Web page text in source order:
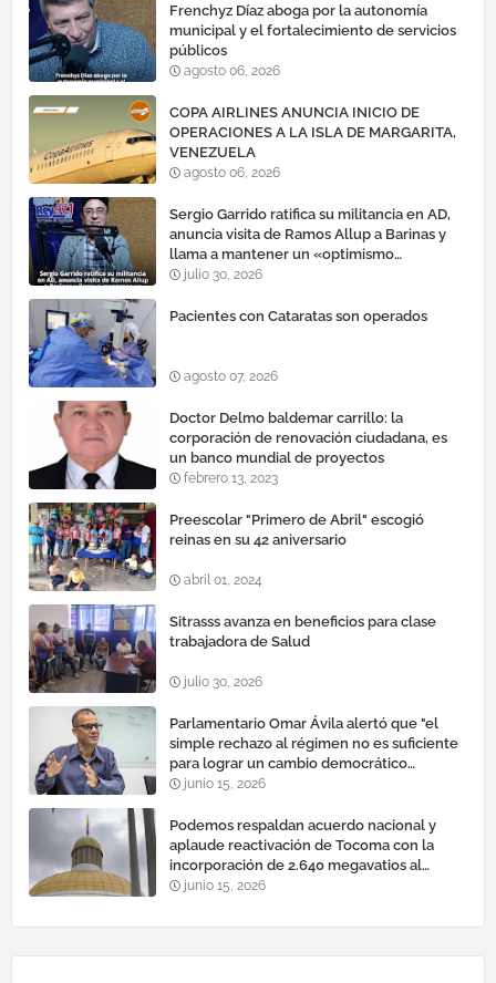
Frenchyz Díaz aboga por la autonomía
municipal y el fortalecimiento de servicios
públicos
agosto 06, 2026
COPA AIRLINES ANUNCIA INICIO DE
OPERACIONES A LA ISLA DE MARGARITA,
VENEZUELA
agosto 06, 2026
Sergio Garrido ratifica su militancia en AD,
anuncia visita de Ramos Allup a Barinas y
llama a mantener un «optimismo
cauteloso»
julio 30, 2026
Pacientes con Cataratas son operados
agosto 07, 2026
Doctor Delmo baldemar carrillo: la
corporación de renovación ciudadana, es
un banco mundial de proyectos
febrero 13, 2023
Preescolar "Primero de Abril" escogió
reinas en su 42 aniversario
abril 01, 2024
Sitrasss avanza en beneficios para clase
trabajadora de Salud
julio 30, 2026
Parlamentario Omar Ávila alertó que "el
simple rechazo al régimen no es suficiente
para lograr un cambio democrático
efectivo"
junio 15, 2026
Podemos respaldan acuerdo nacional y
aplaude reactivación de Tocoma con la
incorporación de 2.640 megavatios al
sistema eléctrico nacional
junio 15, 2026